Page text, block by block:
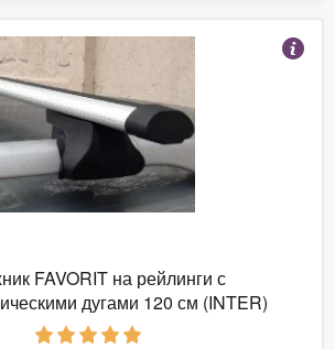
FAVORIT на рейлинги с
дугами 120 см (INTER)